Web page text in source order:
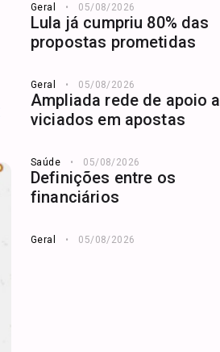
Geral 05/08/2026
Lula já cumpriu 80% das
propostas prometidas
Geral 05/08/2026
Ampliada rede de apoio a
viciados em apostas
Saúde 05/08/2026
Definições entre os
financiários
Geral 05/08/2026